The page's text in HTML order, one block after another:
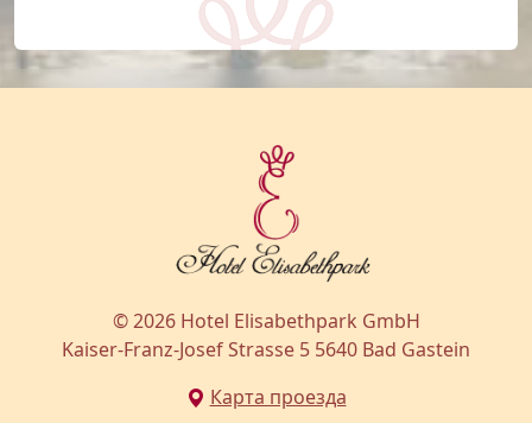
© 2026 Hotel Elisabethpark GmbH
Kaiser-Franz-Josef Strasse 5 5640 Bad Gastein
Карта проезда